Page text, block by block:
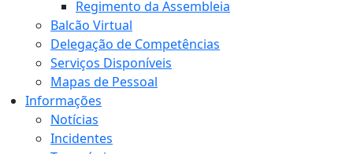
Regimento da Assembleia
Balcão Virtual
Delegação de Competências
Serviços Disponíveis
Mapas de Pessoal
Informações
Notícias
Incidentes